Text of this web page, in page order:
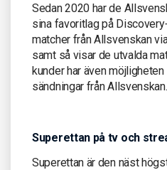
Sedan 2020 har de
sina favoritlag på
matcher från Allsvenskan
samt så visar de utvalda
kunder har även
sändningar från Allsvenskan.
Superettan på tv och
Superettan är den näst